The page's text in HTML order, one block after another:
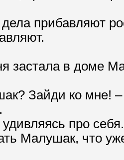
прибавляют
застала в доме
Зайди ко мне!
про
Малушак, что